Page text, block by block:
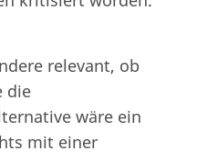
relevant, ob
die
wäre ein
mit einer